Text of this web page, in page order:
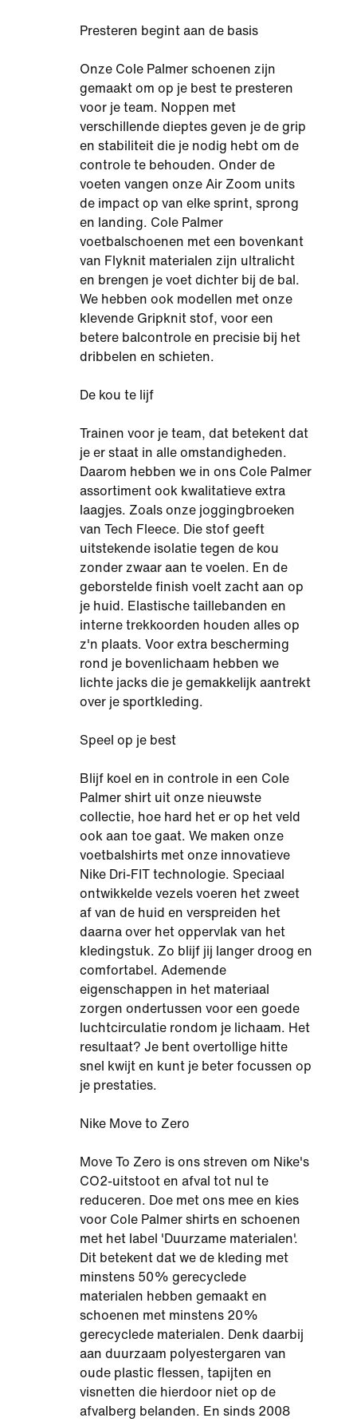
Presteren begint aan de basis
Onze Cole Palmer schoenen zijn
gemaakt om op je best te presteren
voor je team. Noppen met
verschillende dieptes geven je de grip
en stabiliteit die je nodig hebt om de
controle te behouden. Onder de
voeten vangen onze Air Zoom units
de impact op van elke sprint, sprong
en landing. Cole Palmer
voetbalschoenen met een bovenkant
van Flyknit materialen zijn ultralicht
en brengen je voet dichter bij de bal.
We hebben ook modellen met onze
klevende Gripknit stof, voor een
betere balcontrole en precisie bij het
dribbelen en schieten.
De kou te lijf
Trainen voor je team, dat betekent dat
je er staat in alle omstandigheden.
Daarom hebben we in ons Cole Palmer
assortiment ook kwalitatieve extra
laagjes. Zoals onze joggingbroeken
van Tech Fleece. Die stof geeft
uitstekende isolatie tegen de kou
zonder zwaar aan te voelen. En de
geborstelde finish voelt zacht aan op
je huid. Elastische taillebanden en
interne trekkoorden houden alles op
z'n plaats. Voor extra bescherming
rond je bovenlichaam hebben we
lichte jacks die je gemakkelijk aantrekt
over je sportkleding.
Speel op je best
Blijf koel en in controle in een Cole
Palmer shirt uit onze nieuwste
collectie, hoe hard het er op het veld
ook aan toe gaat. We maken onze
voetbalshirts met onze innovatieve
Nike Dri-FIT technologie. Speciaal
ontwikkelde vezels voeren het zweet
af van de huid en verspreiden het
daarna over het oppervlak van het
kledingstuk. Zo blijf jij langer droog en
comfortabel. Ademende
eigenschappen in het materiaal
zorgen ondertussen voor een goede
luchtcirculatie rondom je lichaam. Het
resultaat? Je bent overtollige hitte
snel kwijt en kunt je beter focussen op
je prestaties.
Nike Move to Zero
Move To Zero is ons streven om Nike's
CO2-uitstoot en afval tot nul te
reduceren. Doe met ons mee en kies
voor Cole Palmer shirts en schoenen
met het label 'Duurzame materialen'.
Dit betekent dat we de kleding met
minstens 50% gerecyclede
materialen hebben gemaakt en
schoenen met minstens 20%
gerecyclede materialen. Denk daarbij
aan duurzaam polyestergaren van
oude plastic flessen, tapijten en
visnetten die hierdoor niet op de
afvalberg belanden. En sinds 2008